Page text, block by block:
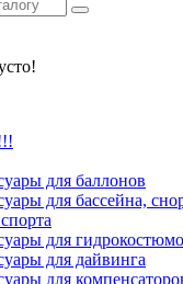
для баллонов
для бассейна,
для
для дайвинга
для